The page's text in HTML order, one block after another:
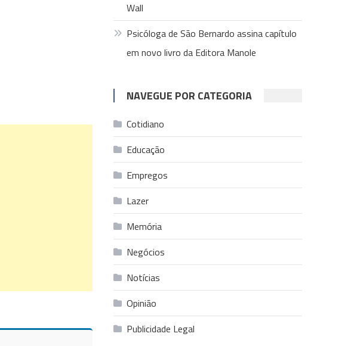
Wall
Psicóloga de São Bernardo assina capítulo
em novo livro da Editora Manole
NAVEGUE POR CATEGORIA
Cotidiano
Educação
Empregos
Lazer
Memória
Negócios
Notícias
Opinião
Publicidade Legal